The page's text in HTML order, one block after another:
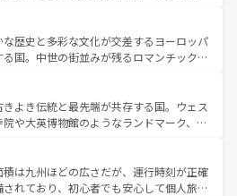
て風土や気候が異なるスペインはその個
性で訪れる人を魅了する。 なお、新着のスペイン情報は コ
参照してほしい。
詰まっている。華麗な宮殿、歴史的な大
ーチ、そして豊かな自然が、訪れる者を心
た、フランスは美食の国としても知ら
の発祥地であるランス、プロヴァンスの
ー畑など、多彩な楽しみ方が可能だ。さ
の地域にも魅力が溢れており、どの街角に
ぶとそれぞれで全く異なる文化を体験で
だろう。 なお、新着のフランス情報はコンテンツ一覧
。
な歴史と多彩な文化が交差するヨーロッパ
国。中世の街並みが残るロマンチック街
、どこを歩いても飽きることがない。ベ
気、バイエルン州のアルプスの絶景、そ
いのワイン畑といった風景は必見。ビール
ぜひ体験してほしい。 なお、新着の
ンテンツ一覧を参照してほしい。
よき伝統と最先端が共存する国。ウェス
院や大英博物館のようなランドマーク、歴
魅力がある。また、優雅なアフタヌーン
好きにはたまらない英国パブ、サッカー観
らこそできる体験も豊富。イギリスを旅
積は九州ほどの広さだが、運行時刻が正確
れており、初心者でも安心して個人旅行